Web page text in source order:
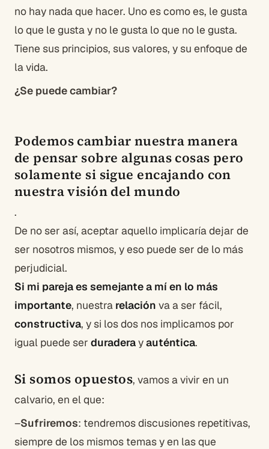
no hay nada que hacer. Uno es como es, le gusta
lo que le gusta y no le gusta lo que no le gusta.
Tiene sus principios, sus valores, y su enfoque de
la vida.
¿Se puede cambiar?
Podemos cambiar nuestra manera
de pensar sobre algunas cosas pero
solamente si sigue encajando con
nuestra visión del mundo
.
De no ser así, aceptar aquello implicaría dejar de
ser nosotros mismos, y eso puede ser de lo más
perjudicial.
Si mi pareja es semejante a mí en lo más
importante, nuestra relación va a ser fácil,
constructiva, y si los dos nos implicamos por
igual puede ser duraderayauténtica.
Si somos opuestos, vamos a vivir en un
calvario, en el que:
–Sufriremos: tendremos discusiones repetitivas,
siempre de los mismos temas y en las que